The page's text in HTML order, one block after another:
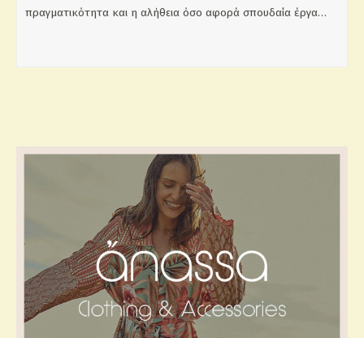
πραγματικότητα και η αλήθεια όσο αφορά σπουδαία έργα…